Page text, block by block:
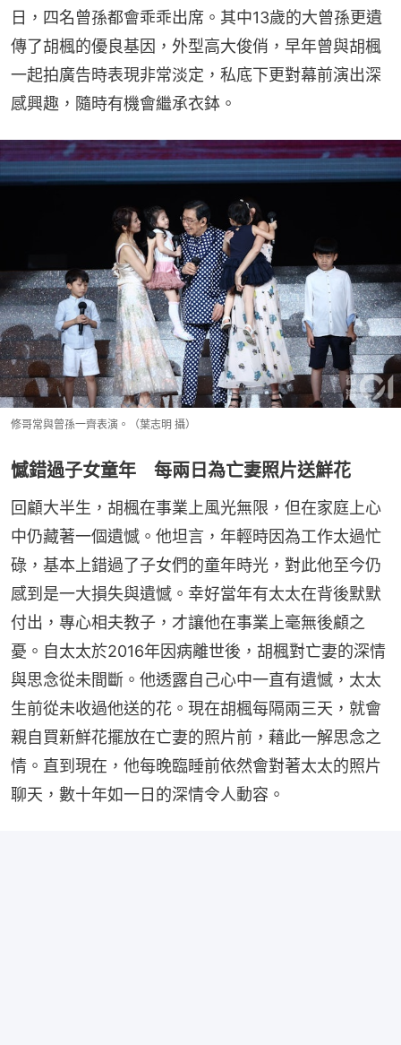
日，四名曾孫都會乖乖出席。其中13歲的大曾孫更遺
傳了胡楓的優良基因，外型高大俊俏，早年曾與胡楓
一起拍廣告時表現非常淡定，私底下更對幕前演出深
感興趣，隨時有機會繼承衣鉢。
修哥常與曾孫一齊表演。（葉志明 攝）
憾錯過子女童年 每兩日為亡妻照片送鮮花
回顧大半生，胡楓在事業上風光無限，但在家庭上心
中仍藏著一個遺憾。他坦言，年輕時因為工作太過忙
碌，基本上錯過了子女們的童年時光，對此他至今仍
感到是一大損失與遺憾。幸好當年有太太在背後默默
付出，專心相夫教子，才讓他在事業上毫無後顧之
憂。自太太於2016年因病離世後，胡楓對亡妻的深情
與思念從未間斷。他透露自己心中一直有遺憾，太太
生前從未收過他送的花。現在胡楓每隔兩三天，就會
親自買新鮮花擺放在亡妻的照片前，藉此一解思念之
情。直到現在，他每晚臨睡前依然會對著太太的照片
聊天，數十年如一日的深情令人動容。